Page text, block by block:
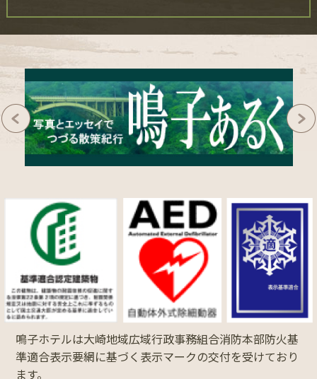
鳴子ホテルは大崎地域広域行政事務組合消防本部防火基
準適合表示要網に基づく表示マークの交付を受けており
ます。